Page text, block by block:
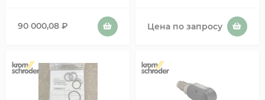
90 000,08 ₽ Цена по запросу